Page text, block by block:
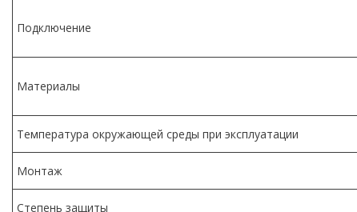
Подключение
Материалы
Температура окружающей среды при эксплуатации
Монтаж
Степень защиты